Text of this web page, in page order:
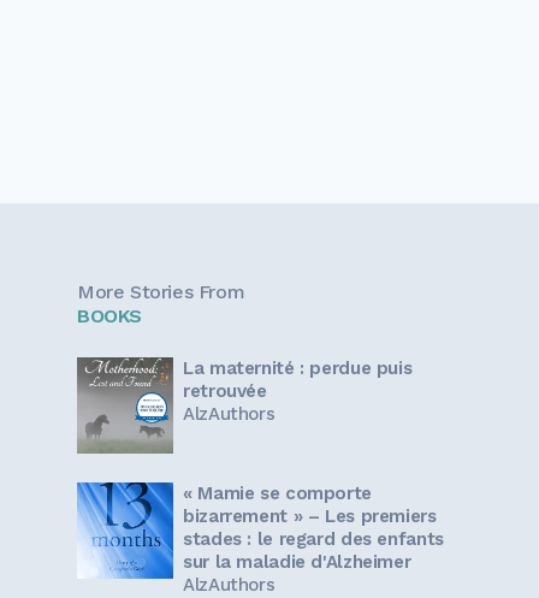
More Stories From
BOOKS
La maternité : perdue puis
retrouvée
AlzAuthors
« Mamie se comporte
bizarrement » – Les premiers
stades : le regard des enfants
sur la maladie d'Alzheimer
AlzAuthors